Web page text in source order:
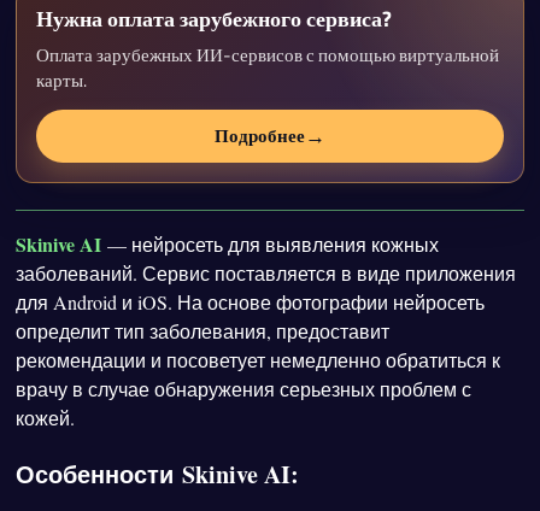
Нужна оплата зарубежного сервиса?
Оплата зарубежных ИИ-сервисов с помощью виртуальной
карты.
Подробнее→
Skinive AI — нейросеть для выявления кожных
заболеваний. Сервис поставляется в виде приложения
для Android и iOS. На основе фотографии нейросеть
определит тип заболевания, предоставит
рекомендации и посоветует немедленно обратиться к
врачу в случае обнаружения серьезных проблем с
кожей.
Особенности Skinive AI: